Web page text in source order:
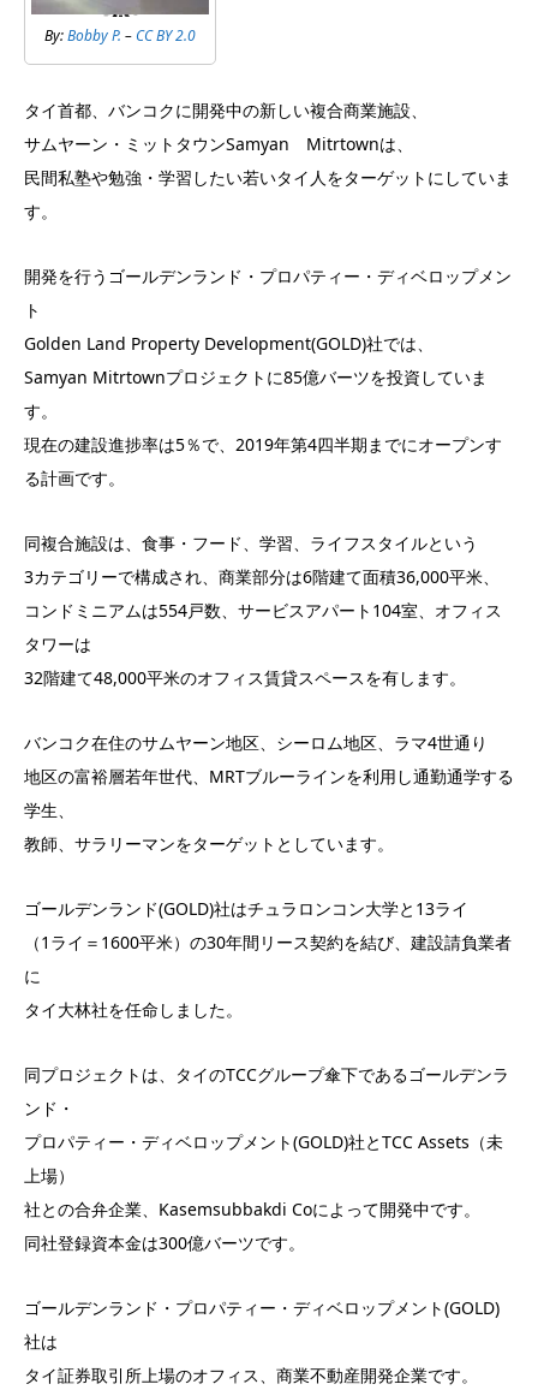
By:Bobby P. –CC BY 2.0
タイ首都、バンコクに開発中の新しい複合商業施設、
サムヤーン・ミットタウンSamyan Mitrtownは、
民間私塾や勉強・学習したい若いタイ人をターゲットにしていま
す。
開発を行うゴールデンランド・プロパティー・ディベロップメン
ト
Golden Land Property Development(GOLD)社では、
Samyan Mitrtownプロジェクトに85億バーツを投資していま
す。
現在の建設進捗率は5％で、2019年第4四半期までにオープンす
る計画です。
同複合施設は、食事・フード、学習、ライフスタイルという
3カテゴリーで構成され、商業部分は6階建て面積36,000平米、
コンドミニアムは554戸数、サービスアパート104室、オフィス
タワーは
32階建て48,000平米のオフィス賃貸スペースを有します。
バンコク在住のサムヤーン地区、シーロム地区、ラマ4世通り
地区の富裕層若年世代、MRTブルーラインを利用し通勤通学する
学生、
教師、サラリーマンをターゲットとしています。
ゴールデンランド(GOLD)社はチュラロンコン大学と13ライ
（1ライ＝1600平米）の30年間リース契約を結び、建設請負業者
に
タイ大林社を任命しました。
同プロジェクトは、タイのTCCグループ傘下であるゴールデンラ
ンド・
プロパティー・ディベロップメント(GOLD)社とTCC Assets（未
上場）
社との合弁企業、Kasemsubbakdi Coによって開発中です。
同社登録資本金は300億バーツです。
ゴールデンランド・プロパティー・ディベロップメント(GOLD)
社は
タイ証券取引所上場のオフィス、商業不動産開発企業です。